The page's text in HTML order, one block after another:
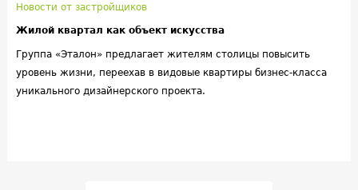
Новости от застройщиков
Жилой квартал как объект искусства
Группа «Эталон» предлагает жителям столицы повысить
уровень жизни, переехав в видовые квартиры бизнес-класса
уникального дизайнерского проекта.